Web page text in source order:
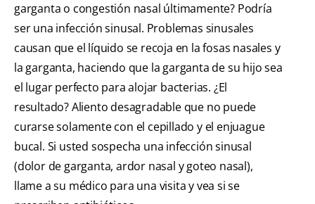
garganta o congestión nasal últimamente? Podría
ser una infección sinusal. Problemas sinusales
causan que el líquido se recoja en la fosas nasales y
la garganta, haciendo que la garganta de su hijo sea
el lugar perfecto para alojar bacterias. ¿El
resultado? Aliento desagradable que no puede
curarse solamente con el cepillado y el enjuague
bucal. Si usted sospecha una infección sinusal
(dolor de garganta, ardor nasal y goteo nasal),
llame a su médico para una visita y vea si se